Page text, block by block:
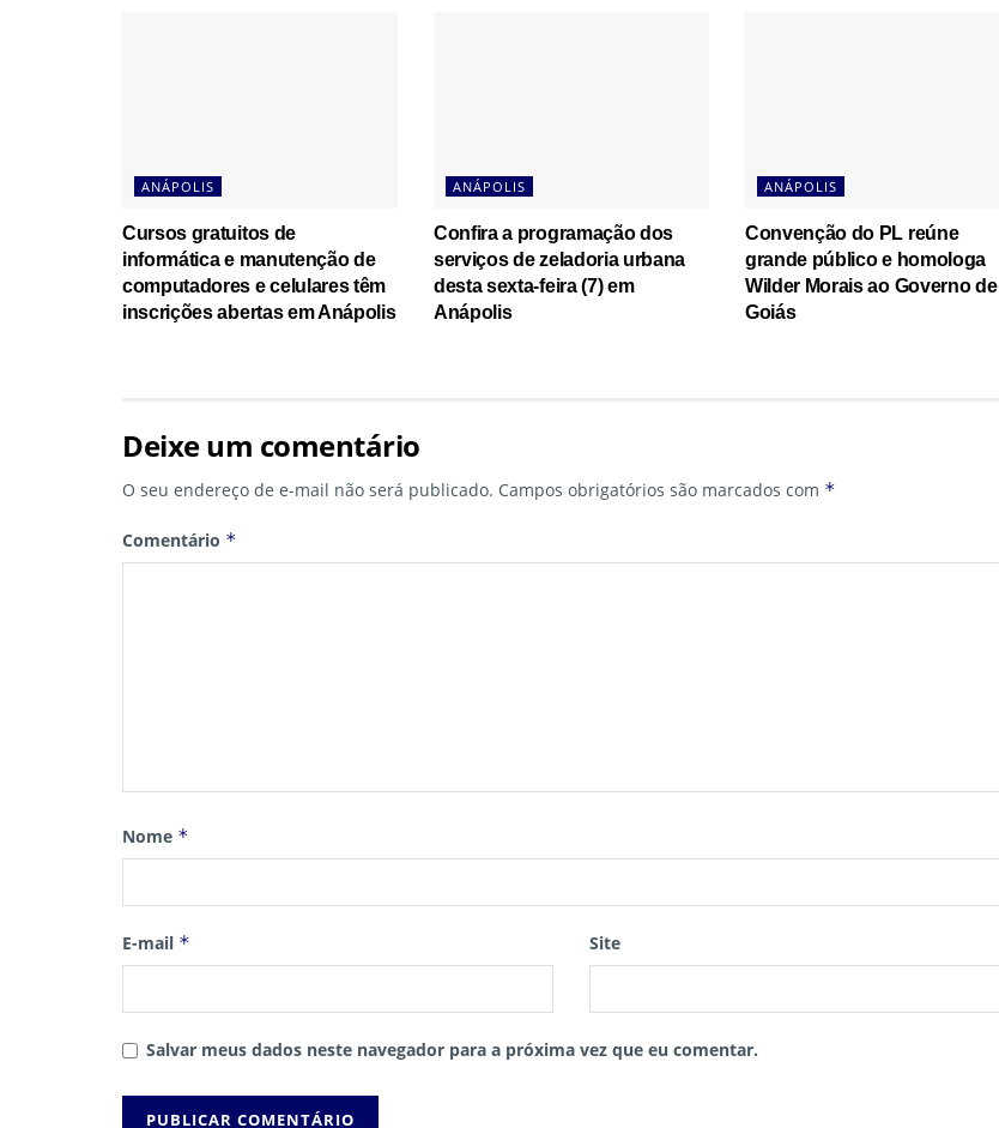
ANÁPOLIS
Cursos gratuitos de
informática e manutenção de
computadores e celulares têm
inscrições abertas em Anápolis
ANÁPOLIS
Confira a programação dos
serviços de zeladoria urbana
desta sexta-feira (7) em
Anápolis
ANÁPOLIS
Convenção do PL reúne
grande público e homologa
Wilder Morais ao Governo de
Goiás
Deixe um comentário
O seu endereço de e-mail não será publicado. Campos obrigatórios são marcados com *
Comentário *
Nome *
E-mail * Site
Salvar meus dados neste navegador para a próxima vez que eu comentar.